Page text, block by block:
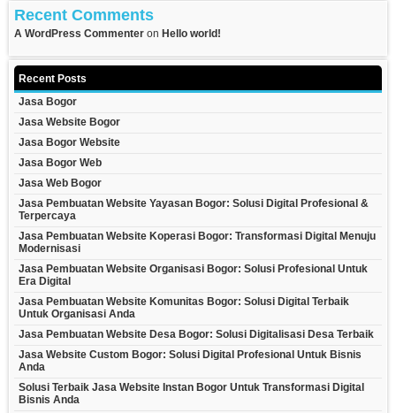
Recent Comments
A WordPress Commenter on Hello world!
Recent Posts
Jasa Bogor
Jasa Website Bogor
Jasa Bogor Website
Jasa Bogor Web
Jasa Web Bogor
Jasa Pembuatan Website Yayasan Bogor: Solusi Digital Profesional &
Terpercaya
Jasa Pembuatan Website Koperasi Bogor: Transformasi Digital Menuju
Modernisasi
Jasa Pembuatan Website Organisasi Bogor: Solusi Profesional Untuk
Era Digital
Jasa Pembuatan Website Komunitas Bogor: Solusi Digital Terbaik
Untuk Organisasi Anda
Jasa Pembuatan Website Desa Bogor: Solusi Digitalisasi Desa Terbaik
Jasa Website Custom Bogor: Solusi Digital Profesional Untuk Bisnis
Anda
Solusi Terbaik Jasa Website Instan Bogor Untuk Transformasi Digital
Bisnis Anda